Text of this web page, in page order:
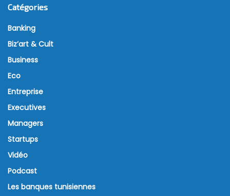
Catégories
Banking
Biz’art & Cult
Business
Eco
Entreprise
Executives
Managers
Startups
Vidéo
Podcast
Les banques tunisiennes